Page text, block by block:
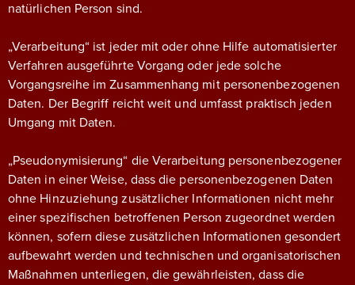
natürlichen Person sind.
„Verarbeitung“ ist jeder mit oder ohne Hilfe automatisierter
Verfahren ausgeführte Vorgang oder jede solche
Vorgangsreihe im Zusammenhang mit personenbezogenen
Daten. Der Begriff reicht weit und umfasst praktisch jeden
Umgang mit Daten.
„Pseudonymisierung“ die Verarbeitung personenbezogener
Daten in einer Weise, dass die personenbezogenen Daten
ohne Hinzuziehung zusätzlicher Informationen nicht mehr
einer spezifischen betroffenen Person zugeordnet werden
können, sofern diese zusätzlichen Informationen gesondert
aufbewahrt werden und technischen und organisatorischen
Maßnahmen unterliegen, die gewährleisten, dass die